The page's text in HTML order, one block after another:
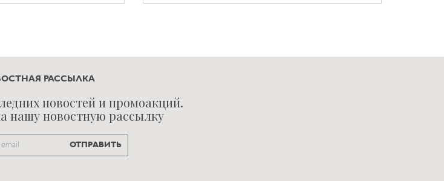
РАССЫЛКА
новостей и промоакций.
нашу новостную рассылку
Email
ОТПРАВИТЬ